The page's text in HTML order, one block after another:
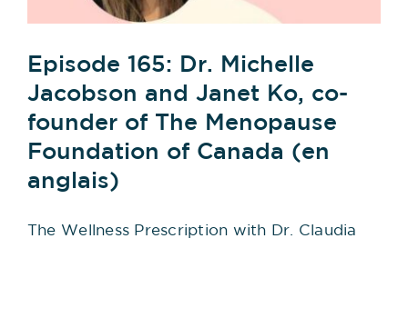
Episode 165: Dr. Michelle
Jacobson and Janet Ko, co-
founder of The Menopause
Foundation of Canada (en
anglais)
The Wellness Prescription with Dr. Claudia